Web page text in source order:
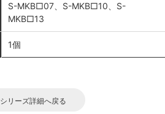
S-MKB□07、S-MKB□10、S-
MKB□13
1個
シリーズ詳細へ戻る